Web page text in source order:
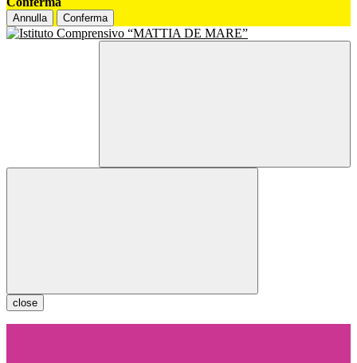
Annulla Conferma
close